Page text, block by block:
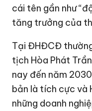
cái tên gần như
tăng trưởng của
Tại ĐHĐCĐ
tịch Hòa Phát
nay đến năm
bản là tích cực và
những doanh